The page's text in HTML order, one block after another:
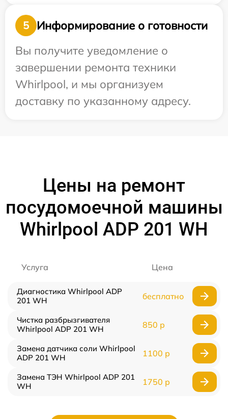
5
Информирование о готовности
Вы получите уведомление о
завершении ремонта техники
Whirlpool, и мы организуем
доставку по указанному адресу.
Цены на ремонт
посудомоечной машины
Whirlpool ADP 201 WH
Услуга Цена
Диагностика Whirlpool ADP
201 WH
бесплатно
Чистка разбрызгивателя
Whirlpool ADP 201 WH
850 р
Замена датчика соли Whirlpool
ADP 201 WH
1100 р
Замена ТЭН Whirlpool ADP 201
WH
1750 р